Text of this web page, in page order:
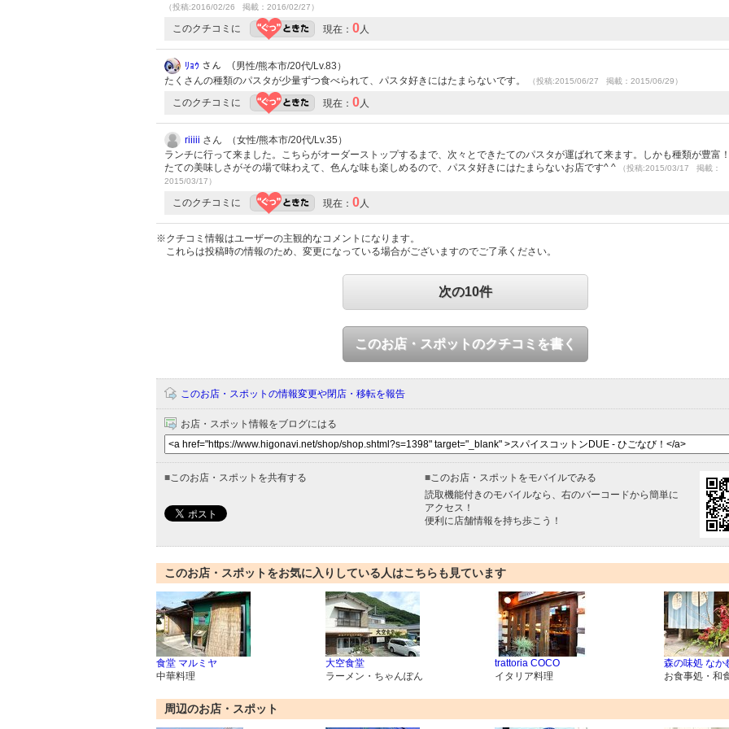
（投稿:2016/02/26 掲載：2016/02/27）
このクチコミに 現在： 0人
ﾘｮｳ さん （男性/熊本市/20代/Lv.83）
たくさんの種類のパスタが少量ずつ食べられて、パスタ好きにはたまらないです。
（投稿:2015/06/27 掲載：2015/06/29）
このクチコミに 現在： 0人
riiiii さん （女性/熊本市/20代/Lv.35）
ランチに行って来ました。こちらがオーダーストップするまで、次々とできたてのパスタが運ばれて来ます。しかも種類が豊
たての美味しさがその場で味わえて、色んな味も楽しめるので、パスタ好きにはたまらないお店です^ ^
（投稿:2015/03/17 掲載：
2015/03/17）
このクチコミに 現在： 0人
※クチコミ情報はユーザーの主観的なコメントになります。
これらは投稿時の情報のため、変更になっている場合がございますのでご了承ください。
次の10件
このお店・スポットのクチコミを書く
このお店・スポットの情報変更や閉店・移転を報告
お店・スポット情報をブログにはる
■このお店・スポットを共有する ■このお店・スポットをモバイルでみる
読取機能付きのモバイルなら、右のバーコードから簡単に
アクセス！
便利に店舗情報を持ち歩こう！
このお店・スポットをお気に入りしている人はこちらも見ています
食堂 マルミヤ
中華料理
大空食堂
ラーメン・ちゃんぽん
trattoria COCO
イタリア料理
森の味処 なか
お食事処・和
周辺のお店・スポット